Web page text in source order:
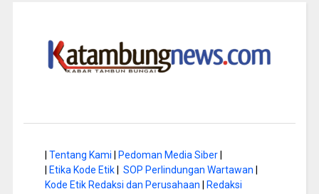
Tentang Kami Pedoman Media Siber|
Etika Kode Etik| SOP Perlindungan Wartawan
Kode Etik Redaksi dan Perusahaan
Redaksi